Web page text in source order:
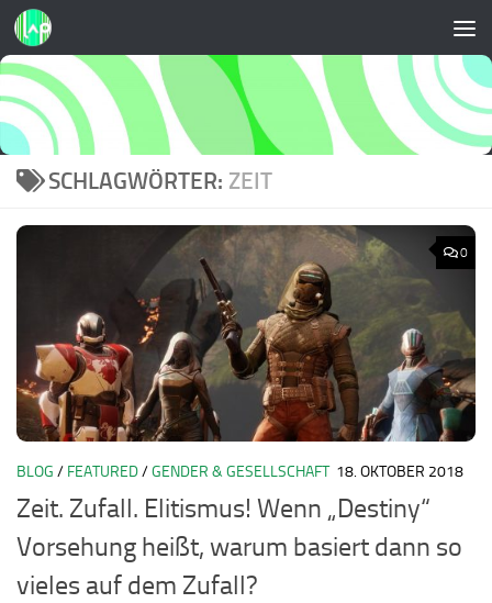
Zum Inhalt springen
SCHLAGWÖRTER: ZEIT
0
BLOG / FEATURED/GENDER & GESELLSCHAFT 18. OKTOBER 2018
Zeit. Zufall. Elitismus! Wenn „Destiny“
Vorsehung heißt, warum basiert dann so
vieles auf dem Zufall?